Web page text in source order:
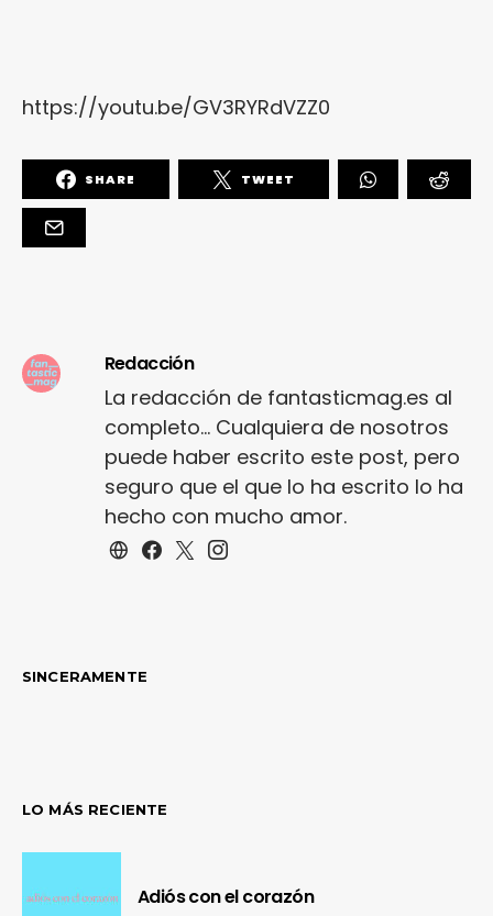
https://youtu.be/GV3RYRdVZZ0
SHARE TWEET
Redacción
La redacción de fantasticmag.es al
completo... Cualquiera de nosotros
puede haber escrito este post, pero
seguro que el que lo ha escrito lo ha
hecho con mucho amor.
SINCERAMENTE
LO MÁS RECIENTE
Adiós con el corazón